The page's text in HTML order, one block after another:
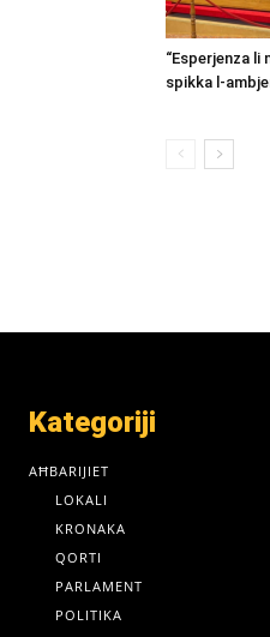
“Esperjenza li
spikka l-
Kategoriji
AĦBARIJIET
LOKALI
KRONAKA
QORTI
PARLAMENT
POLITIKA